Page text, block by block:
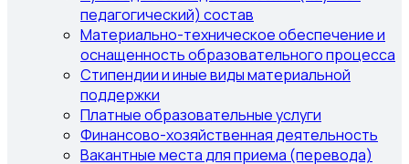
педагогический) состав
Материально-техническое обеспечение и
оснащенность образовательного процесса
Стипендии и иные виды материальной
поддержки
Платные образовательные услуги
Финансово-хозяйственная деятельность
Вакантные места для приема (перевода)